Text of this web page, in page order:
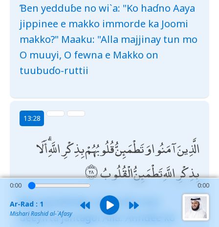
Ɓen yedduɓe no wi`a: "Ko haɗno Aaya
jippinee e makko immorde ka Joomi
makko?" Maaku: "Alla majjinay tun mo
O muuyi, O fewna e Makko on
tuubuɗo-ruttii
13:28
الَّذِينَ آمَنُوا وَتَطْمَئِنُّ قُلُوبُهُمْ بِذِكْرِ اللَّهِ ۗ أَلَا
بِذِكْرِ اللَّهِ تَطْمَئِنُّ الْقُلُوبُ
ɓen gomɗimɓe, ɓe ɓerɗe mun
deeƴirta jantagol Alla. Anndee ko
0:00 0:00
Ar-Rad : 1
Mishari Rashid al-`Afasy